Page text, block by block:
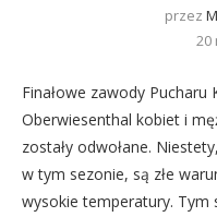
przez
20
Finałowe zawody
Oberwiesenthal kobiet i
zostały odwołane.
w tym sezonie, są złe
wysokie temperatury. Tym